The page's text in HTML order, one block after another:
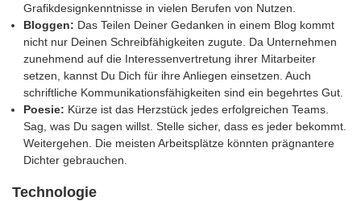
Grafikdesignkenntnisse in vielen Berufen von Nutzen.
Bloggen: Das Teilen Deiner Gedanken in einem Blog kommt
nicht nur Deinen Schreibfähigkeiten zugute. Da Unternehmen
zunehmend auf die Interessenvertretung ihrer Mitarbeiter
setzen, kannst Du Dich für ihre Anliegen einsetzen. Auch
schriftliche Kommunikationsfähigkeiten sind ein begehrtes Gut.
Poesie: Kürze ist das Herzstück jedes erfolgreichen Teams.
Sag, was Du sagen willst. Stelle sicher, dass es jeder bekommt.
Weitergehen. Die meisten Arbeitsplätze könnten prägnantere
Dichter gebrauchen.
Technologie